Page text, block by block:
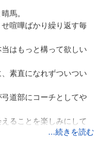
馬。
喧嘩ばかり繰り返す毎
はもっと構って欲しい
素直になれずついつい
道部にコーチとしてや
ることを楽しみにして
...続きを読む